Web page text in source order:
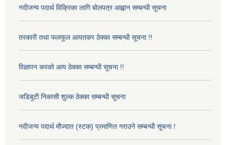
नदीजन्य पदार्थ विक्रिका लागि बोलपत्र आह्वान सम्बन्धी सूचना
तरकारी तथा फलफूल आयतकर ठेक्का सम्बन्धी सूचना !!
विज्ञापन करको आय ठेक्का सम्बन्धी सूचना !!
जडिबुटी निकासी शुल्क ठेक्का सम्बन्धी सूचना
नदीजन्य पदार्थ मौज्दात (स्टक) प्रमाणित गराउने सम्बन्धी सूचना !